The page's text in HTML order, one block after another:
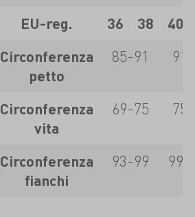
EU-reg.
36 38
40
Circonferenza
petto
85-91
Circonferenza
vita
69-75
Circonferenza
fianchi
93-99 99-